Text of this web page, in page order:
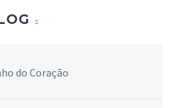
do Coração